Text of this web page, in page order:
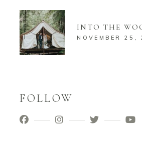
INTO THE
NOVEMBER 25,
FOLLOW